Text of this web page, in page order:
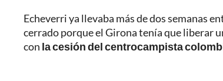
Echeverri ya llevaba más de dos semanas
cerrado porque el Girona tenía que liberar
con la cesión del centrocampista